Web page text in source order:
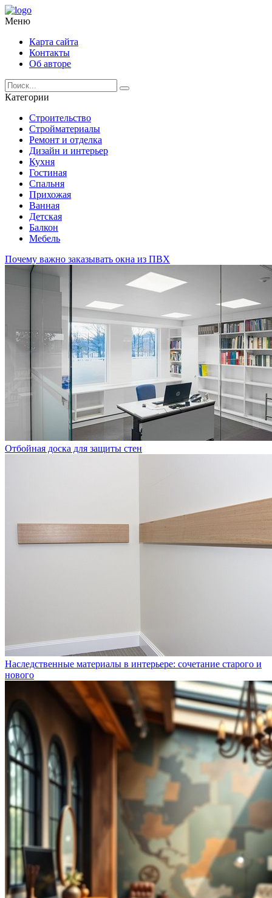
Меню
Карта сайта
Контакты
Об авторе
Категории
Строительство
Стройматериалы
Ремонт и отделка
Дизайн и интерьер
Кухня
Гостиная
Спальня
Прихожая
Ванная
Детская
Балкон
Мебель
Почему важно заказывать окна из ПВХ
Отбойная доска для защиты стен
Наследственные материалы в интерьере: сочетание старого и
нового